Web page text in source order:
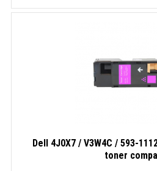
Dell 4J0X7 / V3W4C / 593-
toner